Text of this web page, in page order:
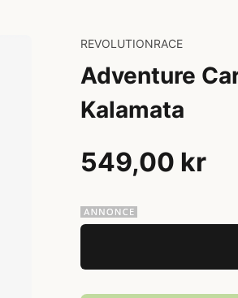
REVOLUTIONRACE
Adventure
Kalamata
549,00 kr